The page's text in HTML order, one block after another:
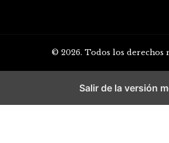
© 2026. Todos los derechos
Salir de la versión